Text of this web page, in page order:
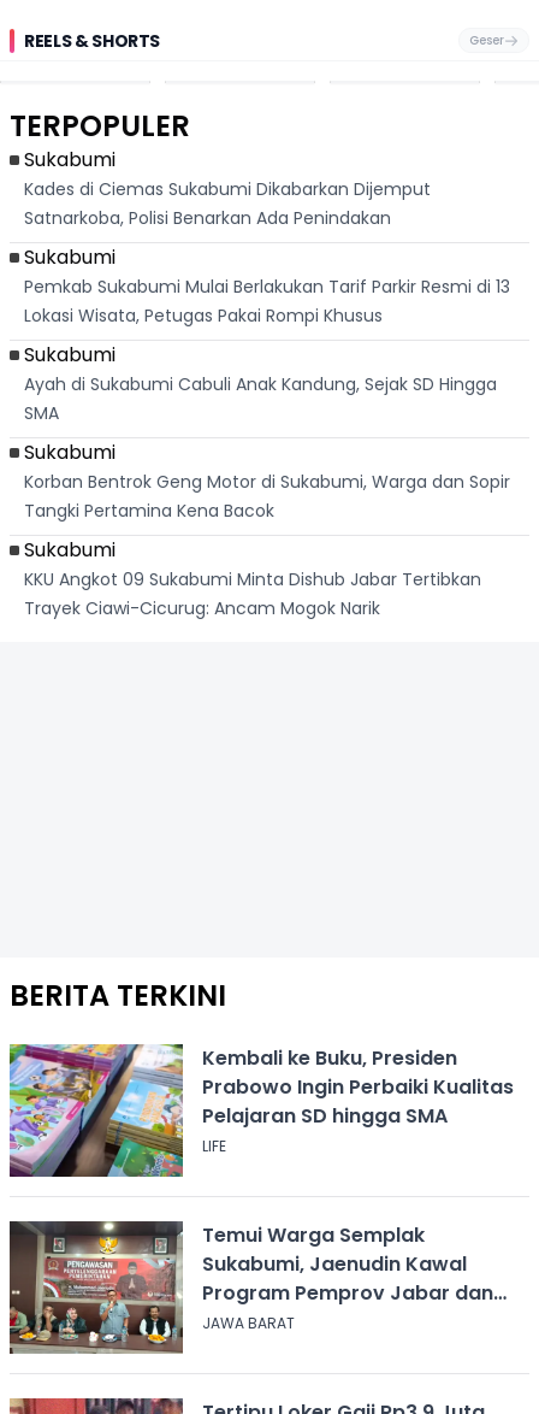
REELS & SHORTS Geser
Pantai
Cikembang,
Dari
Palabuhanratu
TERPOPULER
Sukabumi
Kades di Ciemas Sukabumi Dikabarkan Dijemput
Satnarkoba, Polisi Benarkan Ada Penindakan
Sukabumi
Pemkab Sukabumi Mulai Berlakukan Tarif Parkir Resmi di 13
Lokasi Wisata, Petugas Pakai Rompi Khusus
Sukabumi
Ayah di Sukabumi Cabuli Anak Kandung, Sejak SD Hingga
SMA
Sukabumi
Korban Bentrok Geng Motor di Sukabumi, Warga dan Sopir
Tangki Pertamina Kena Bacok
Sukabumi
KKU Angkot 09 Sukabumi Minta Dishub Jabar Tertibkan
Trayek Ciawi-Cicurug: Ancam Mogok Narik
BERITA TERKINI
Kembali ke Buku, Presiden
Prabowo Ingin Perbaiki Kualitas
Pelajaran SD hingga SMA
LIFE
Temui Warga Semplak
Sukabumi, Jaenudin Kawal
Program Pemprov Jabar dan
Serap Aspirasi
JAWA BARAT